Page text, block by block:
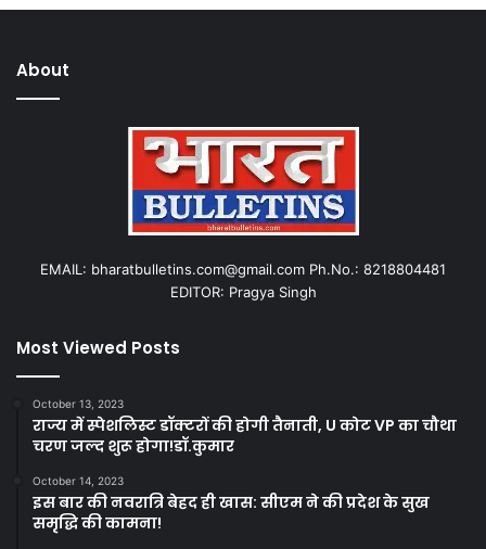
About
EMAIL: bharatbulletins.com@gmail.com Ph.No.: 8218804481
EDITOR: Pragya Singh
Most Viewed Posts
October 13, 2023
राज्य में स्पेशलिस्ट डॉक्टरों की होगी तैनाती, U कोट VP का चौथा
चरण जल्द शुरू होगा!डॉ.कुमार
October 14, 2023
इस बार की नवरात्रि बेहद ही खास: सीएम ने की प्रदेश के सुख
समृद्धि की कामना!